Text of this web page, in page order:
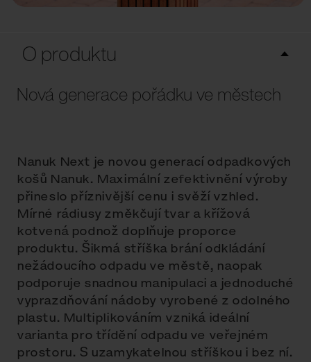
O produktu
Nová generace pořádku ve městech
Nanuk Next je novou generací odpadkových
košů Nanuk. Maximální zefektivnění výroby
přineslo příznivější cenu i svěží vzhled.
Mírné rádiusy změkčují tvar a křížová
kotvená podnož doplňuje proporce
produktu. Šikmá stříška brání odkládání
nežádoucího odpadu ve městě, naopak
podporuje snadnou manipulaci a jednoduché
vyprazdňování nádoby vyrobené z odolného
plastu. Multiplikováním vzniká ideální
varianta pro třídění odpadu ve veřejném
prostoru. S uzamykatelnou stříškou i bez ní.